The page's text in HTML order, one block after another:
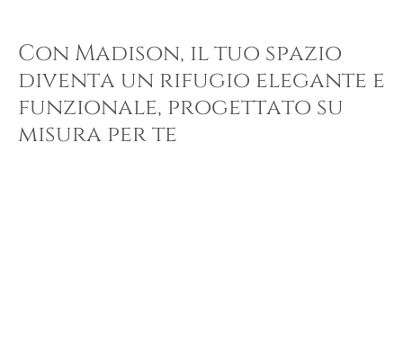
Con Madison, il tuo spazio
diventa un rifugio elegante e
funzionale, progettato su
misura per te